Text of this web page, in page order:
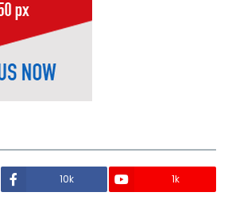
10k 1k